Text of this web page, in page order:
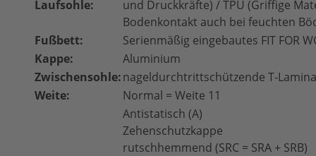
Laufsohle:
und Druckkräfte) / TPU (Griffige
Bodenkontakt auch bei feuchten
Fußbett:
Serienmäßig eingebautes FIT FOR
Kappe:
Aluminium
Zwischensohle:nageldurchtrittschützende T-
Weite:
Normal = Weite 11
Antistatisch (A)
Zehenschutzkappe
rutschhemmend (SRC = SRA + SRB)